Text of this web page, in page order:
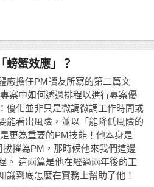
螃蟹效應」？
廠擔任PM讀友所寫的第二篇文
案中如何透過排程以進行專案優
優化並非只是微調微調工作時間或
能看出風險，並以「能降低風險的
更為重要的PM技能！他本身是
擢為PM，那時候他來我們這邊
。 這兩篇是他在經過兩年後的工
識到底怎麼在實務上幫助了他！